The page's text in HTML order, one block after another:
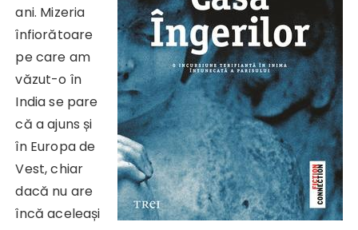
ani. Mizeria
înfiorătoare
pe care am
văzut-o în
India se pare
că a ajuns și
în Europa de
Vest, chiar
dacă nu are
încă aceleași